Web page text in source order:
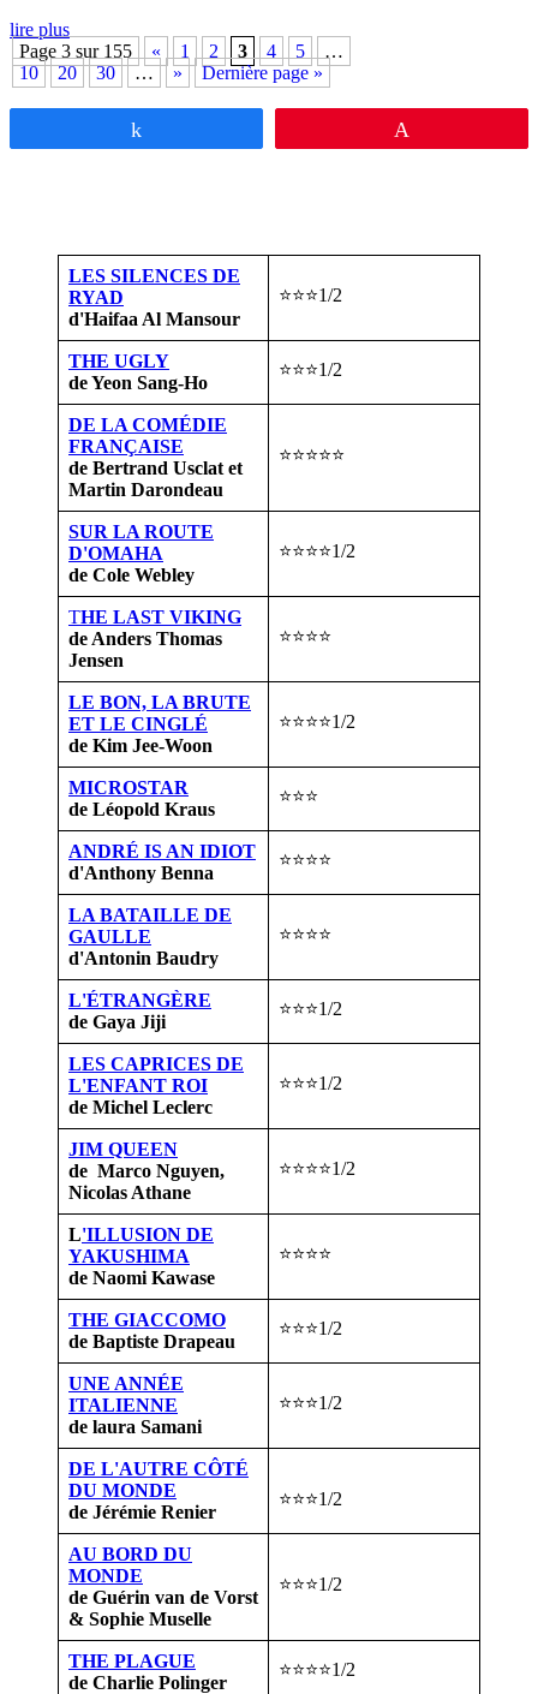
lire plus
Page 3 sur 155
« 1 2 3 4 5
…
10
20 30 … » Dernière page »
LES SILENCES DE
RYAD
d'Haifaa Al Mansour
⭐⭐⭐1/2
THE UGLY
de Yeon Sang-Ho
⭐⭐⭐1/2
DE LA COMÉDIE
FRANÇAISE
de Bertrand Usclat et
Martin Darondeau
⭐⭐⭐⭐⭐
SUR LA ROUTE
D'OMAHA
de Cole Webley
⭐⭐⭐⭐1/2
THE LAST VIKING
de Anders Thomas
Jensen
⭐⭐⭐⭐
LE BON, LA BRUTE
ET LE CINGLÉ
de Kim Jee-Woon
⭐⭐⭐⭐1/2
MICROSTAR
de Léopold Kraus
⭐⭐⭐
ANDRÉ IS AN IDIOT
d'Anthony Benna
⭐⭐⭐⭐
LA BATAILLE DE
GAULLE
d'Antonin Baudry
⭐⭐⭐⭐
L'ÉTRANGÈRE
de Gaya Jiji
⭐⭐⭐1/2
LES CAPRICES DE
L'ENFANT ROI
de Michel Leclerc
⭐⭐⭐1/2
JIM QUEEN
de Marco Nguyen,
Nicolas Athane
⭐⭐⭐⭐1/2
L'ILLUSION DE
YAKUSHIMA
de Naomi Kawase
⭐⭐⭐⭐
THE GIACCOMO
de Baptiste Drapeau
⭐⭐⭐1/2
UNE ANNÉE
ITALIENNE
de laura Samani
⭐⭐⭐1/2
DE L'AUTRE CÔTÉ
DU MONDE
de Jérémie Renier
⭐⭐⭐1/2
AU BORD DU
MONDE
de Guérin van de Vorst
& Sophie Muselle
⭐⭐⭐1/2
THE PLAGUE
de Charlie Polinger
⭐⭐⭐⭐1/2